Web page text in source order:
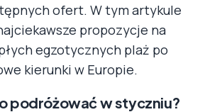
ofert. W tym artykule
propozycje na
egzotycznych plaż po
kierunki w Europie.
podróżować w styczniu?